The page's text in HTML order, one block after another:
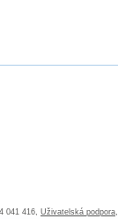
041 416, Uživatelská podpora,